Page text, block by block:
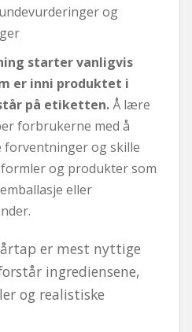
og
starter vanligvis
er inni produktet i
på etiketten.Å lære
forbrukerne med å
forventninger og skille
og produkter som
eller
er mest nyttige
ingrediensene,
og realistiske